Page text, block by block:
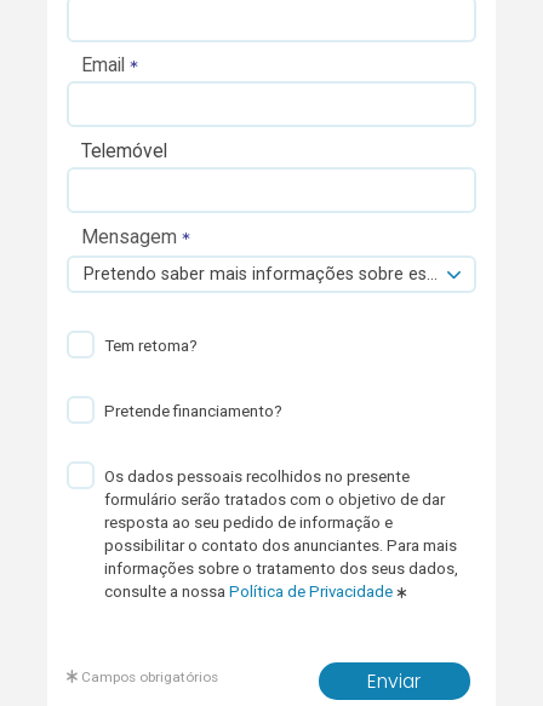
Email
Telemóvel
Mensagem
Pretendo saber mais informações sobre esta viatura.
Tem retoma?
Pretende financiamento?
Os dados pessoais recolhidos no presente
formulário serão tratados com o objetivo de dar
resposta ao seu pedido de informação e
possibilitar o contato dos anunciantes. Para mais
informações sobre o tratamento dos seus dados,
consulte a nossaPolítica de Privacidade
Enviar
Campos obrigatórios